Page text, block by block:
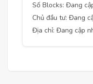
Số Blocks: Đang
Chủ đầu tư: Đang
Địa chỉ: Đang cập